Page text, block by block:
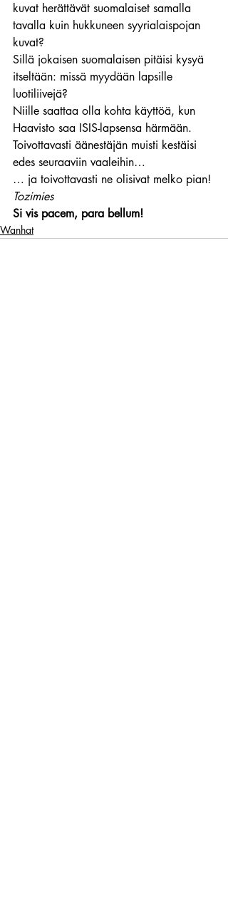
kuvat herättävät suomalaiset samalla
tavalla kuin hukkuneen syyrialaispojan
kuvat?
Sillä jokaisen suomalaisen pitäisi kysyä
itseltään: missä myydään lapsille
luotiliivejä?
Niille saattaa olla kohta käyttöä, kun
Haavisto saa ISIS-lapsensa härmään.
Toivottavasti äänestäjän muisti kestäisi
edes seuraaviin vaaleihin…
… ja toivottavasti ne olisivat melko pian!
Tozimies
Si vis pacem, para bellum!
Wanhat